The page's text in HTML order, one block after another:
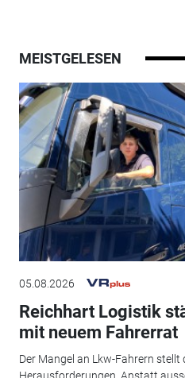
MEISTGELESEN
05.08.2026
Reichhart Logistik
mit neuem Fahrerrat
Der Mangel an Lkw-Fahrern